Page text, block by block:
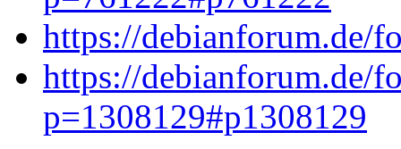
https://debianforum.de/
https://debianforum.de/
p=1308129#p1308129